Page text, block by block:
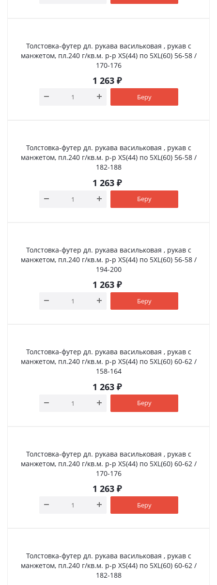
Толстовка-футер дл. рукава васильковая , рукав с
манжетом, пл.240 г/кв.м. р-р XS(44) по 5XL(60) 56-58 /
170-176
1 263₽
Беру
Толстовка-футер дл. рукава васильковая , рукав с
манжетом, пл.240 г/кв.м. р-р XS(44) по 5XL(60) 56-58 /
182-188
1 263₽
Беру
Толстовка-футер дл. рукава васильковая , рукав с
манжетом, пл.240 г/кв.м. р-р XS(44) по 5XL(60) 56-58 /
194-200
1 263₽
Беру
Толстовка-футер дл. рукава васильковая , рукав с
манжетом, пл.240 г/кв.м. р-р XS(44) по 5XL(60) 60-62 /
158-164
1 263₽
Беру
Толстовка-футер дл. рукава васильковая , рукав с
манжетом, пл.240 г/кв.м. р-р XS(44) по 5XL(60) 60-62 /
170-176
1 263₽
Беру
Толстовка-футер дл. рукава васильковая , рукав с
манжетом, пл.240 г/кв.м. р-р XS(44) по 5XL(60) 60-62 /
182-188